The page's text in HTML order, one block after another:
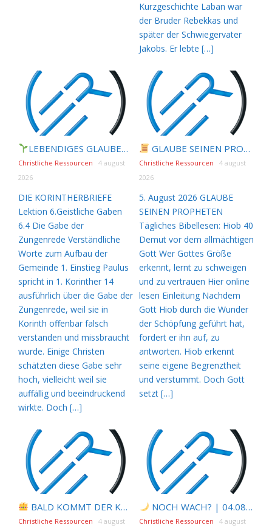
Kurzgeschichte Laban war
der Bruder Rebekkas und
später der Schwiegervater
Jakobs. Er lebte […]
LEBENDIGES GLAUBENSLEBEN | Lektion 6.Geistliche
Christliche Ressourcen
4 august
2026
DIE KORINTHERBRIEFE
Lektion 6.Geistliche Gaben
6.4 Die Gabe der
Zungenrede Verständliche
Worte zum Aufbau der
Gemeinde 1. Einstieg Paulus
spricht in 1. Korinther 14
ausführlich über die Gabe der
Zungenrede, weil sie in
Korinth offenbar falsch
verstanden und missbraucht
wurde. Einige Christen
schätzten diese Gabe sehr
hoch, vielleicht weil sie
auffällig und beeindruckend
wirkte. Doch […]
GLAUBE SEINEN PROPHETEN |
Christliche Ressourcen
4 august
2026
5. August 2026 GLAUBE
SEINEN PROPHETEN
Tägliches Bibellesen: Hiob 40
Demut vor dem allmächtigen
Gott Wer Gottes Größe
erkennt, lernt zu schweigen
und zu vertrauen Hier online
lesen Einleitung Nachdem
Gott Hiob durch die Wunder
der Schöpfung geführt hat,
fordert er ihn auf, zu
antworten. Hiob erkennt
seine eigene Begrenztheit
und verstummt. Doch Gott
setzt […]
BALD KOMMT DER KÖNIG | 05.08.2026 | Tägliche
Christliche Ressourcen
4 august
NOCH WACH? | 04.08.2026 |
Christliche Ressourcen
4 august